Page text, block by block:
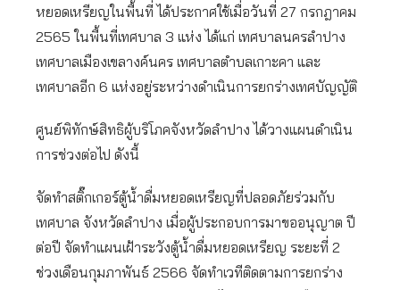
หยอดเหรียญในพื้นที่ ได้ประกาศใช้เมื่อวันที่ 27 กรกฎาคม
2565 ในพื้นที่เทศบาล 3 แห่ง ได้แก่ เทศบาลนครลำปาง
เทศบาลเมืองเขลางค์นคร เทศบาลตำบลเกาะคา และ
เทศบาลอีก 6 แห่งอยู่ระหว่างดำเนินการยกร่างเทศบัญญัติ
ศูนย์พิทักษ์สิทธิผู้บริโภคจังหวัดลำปาง ได้วางแผนดำเนิน
การช่วงต่อไป ดังนี้
จัดทำสติ๊กเกอร์ตู้น้ำดื่มหยอดเหรียญที่ปลอดภัยร่วมกับ
เทศบาล จังหวัดลำปาง เมื่อผู้ประกอบการมาขออนุญาต ปี
ต่อปี จัดทำแผนเฝ้าระวังตู้น้ำดื่มหยอดเหรียญ ระยะที่ 2
ช่วงเดือนกุมภาพันธ์ 2566 จัดทำเวทีติดตามการยกร่าง